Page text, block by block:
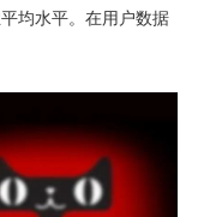
均水平。在用户数据